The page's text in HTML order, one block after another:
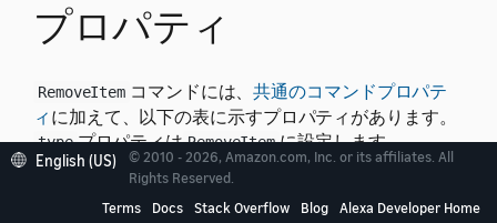
プロパティ
RemoveItem コマンドには、共通のコマンドプロパテ
ィ に加えて、以下の表に示すプロパティがあります。
type プロパティは RemoveItem に設定します。
コマンドを実行するために値が必要なプロパティの場
合、以下の表の「デフォルト」列に「必須」と表示さ
English (US)
© 2010 - 2026, Amazon.com, Inc. or its affiliates. All
Rights Reserved.
Terms
Docs Stack Overflow Blog Alexa Developer Home